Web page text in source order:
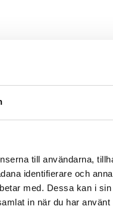
till användarna,
identifierare och
med. Dessa kan i
in när du har använt